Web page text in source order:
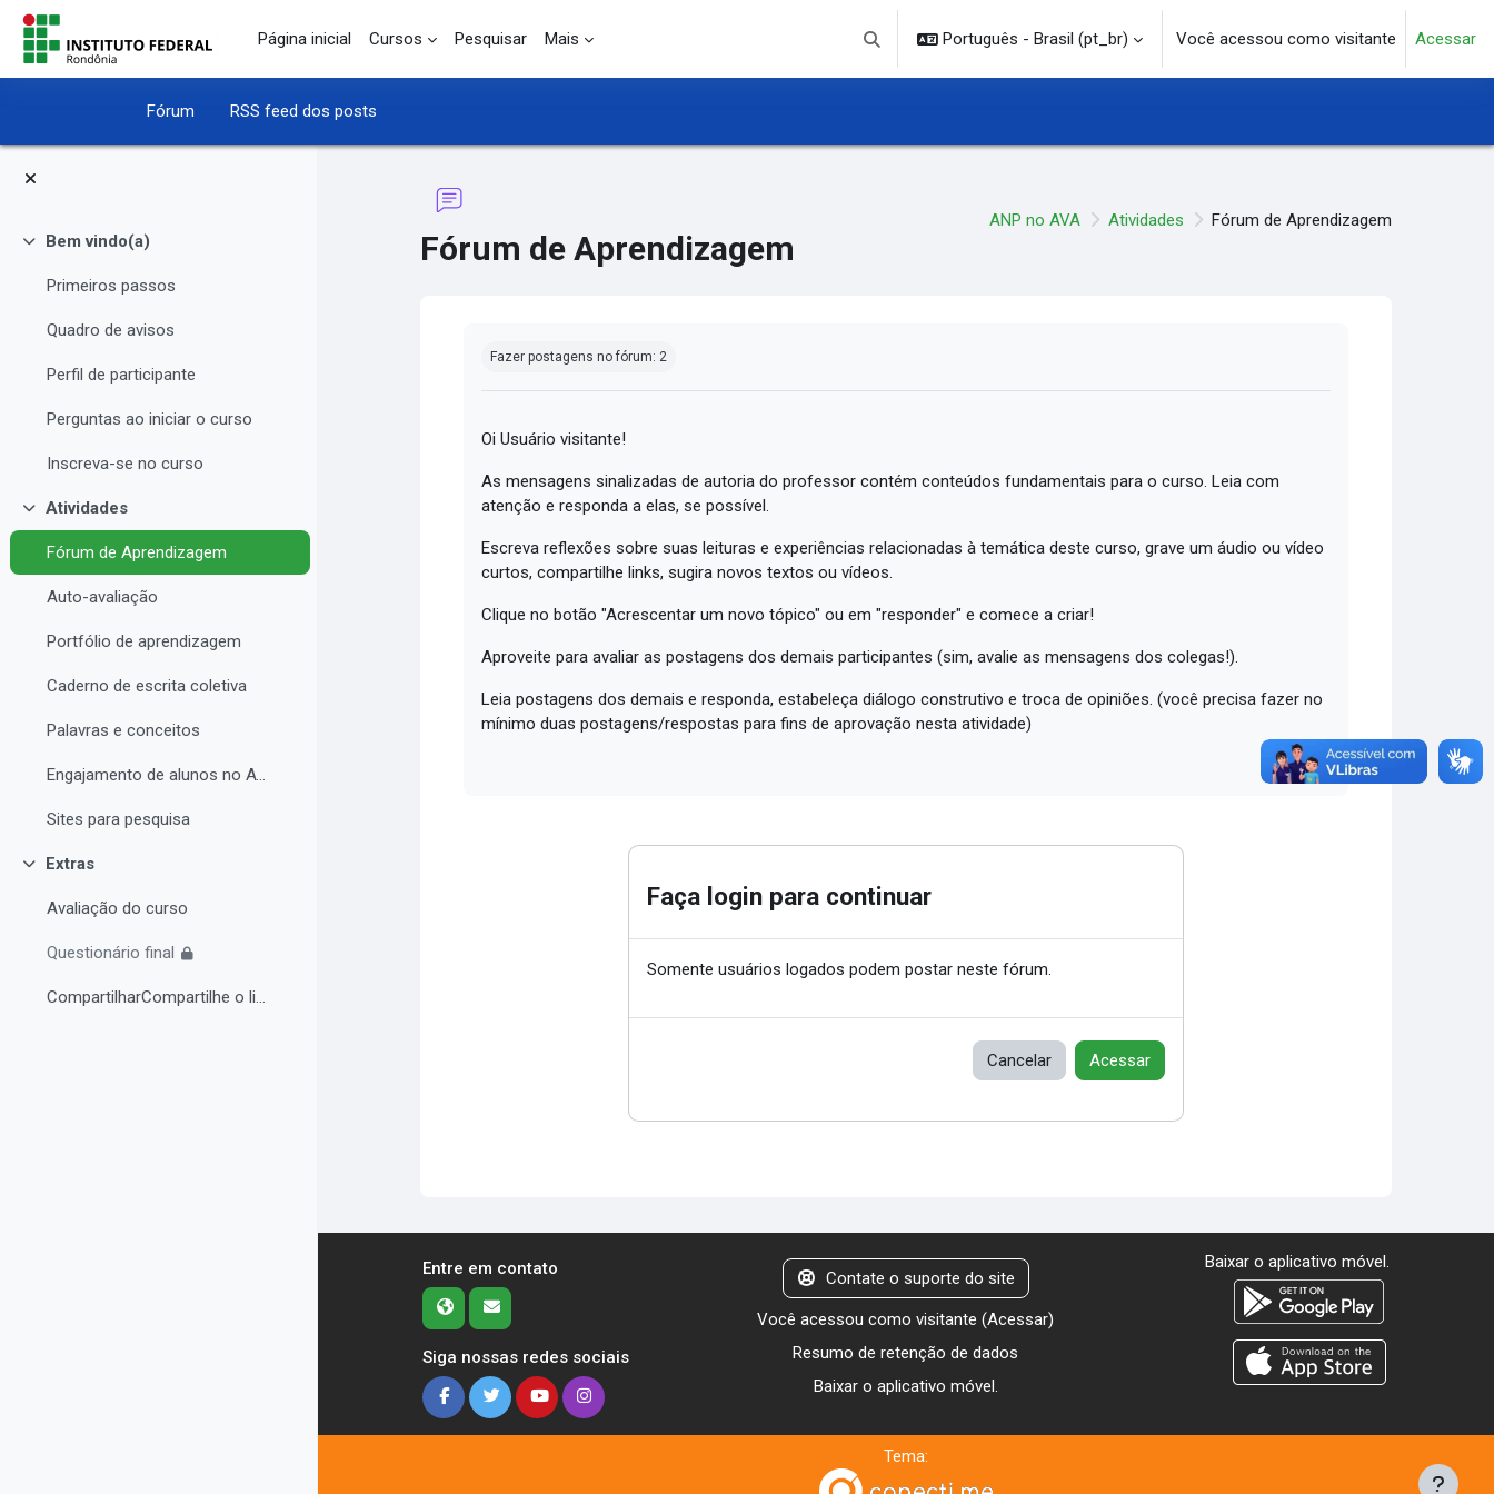
Ir para o conteúdo principal
Página inicial
Cursos Pesquisar Mais
Alternar entrada de pesquisa
Português - Brasil ‎(pt_br)‎ Você acessou como visitante Acessar
Fórum RSS feed dos posts
Contrair
Bem vindo(a)
Primeiros passos
Quadro de avisos
Perfil de participante
Perguntas ao iniciar o curso
Inscreva-se no curso
Contrair
Atividades
Fórum de Aprendizagem
Auto-avaliação
Portfólio de aprendizagem
Caderno de escrita coletiva
Palavras e conceitos
Engajamento de alunos no AVA e Desempenho Acadêmico
Sites para pesquisa
Contrair
Extras
Avaliação do curso
Questionário final
CompartilharCompartilhe o link do curso em suas re...
Fórum de Aprendizagem
ANP no AVA Atividades Fórum de Aprendizagem
Fazer postagens no fórum: 2
Oi Usuário visitante!
As mensagens sinalizadas de autoria do professor contém conteúdos fundamentais para o curso. Leia com
atenção e responda a elas, se possível.
Escreva reflexões sobre suas leituras e experiências relacionadas à temática deste curso, grave um áudio ou vídeo
curtos, compartilhe links, sugira novos textos ou vídeos.
Clique no botão "Acrescentar um novo tópico" ou em "responder" e comece a criar!
Aproveite para avaliar as postagens dos demais participantes (sim, avalie as mensagens dos colegas!).
Leia postagens dos demais e responda, estabeleça diálogo construtivo e troca de opiniões. (você precisa fazer no
mínimo duas postagens/respostas para fins de aprovação nesta atividade)
Faça login para continuar
Somente usuários logados podem postar neste fórum.
Cancelar Acessar
Entre em contato
Siga nossas redes sociais
Contate o suporte do site
Você acessou como visitante (Acessar)
Resumo de retenção de dados
Baixar o aplicativo móvel.
Baixar o aplicativo móvel.
Tema: